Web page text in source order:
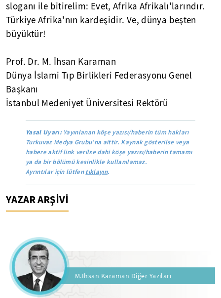
sloganı ile bitirelim: Evet, Afrika Afrikalı'larındır.
Türkiye Afrika'nın kardeşidir. Ve, dünya beşten
büyüktür!
Prof. Dr. M. İhsan Karaman
Dünya İslami Tıp Birlikleri Federasyonu Genel
Başkanı
İstanbul Medeniyet Üniversitesi Rektörü
Yasal Uyarı: Yayınlanan köşe yazısı/haberin tüm hakları
Turkuvaz Medya Grubu’na aittir. Kaynak gösterilse veya
habere aktif link verilse dahi köşe yazısı/haberin tamamı
ya da bir bölümü kesinlikle kullanılamaz.
Ayrıntılar için lütfentıklayın.
YAZAR ARŞİVİ
M.İhsan Karaman Diğer Yazıları